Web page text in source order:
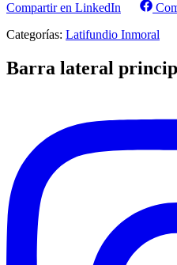
Compartir en LinkedIn
Categorías: Latifundio Inmoral
Barra lateral